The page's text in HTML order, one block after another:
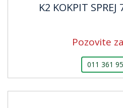
K2 KOKPIT
Pozovite
011 361